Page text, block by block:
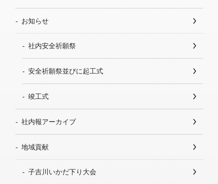
お知らせ
社内安全祈願祭
安全祈願祭並びに起工式
竣工式
社内報アーカイブ
地域貢献
子吉川いかだ下り大会